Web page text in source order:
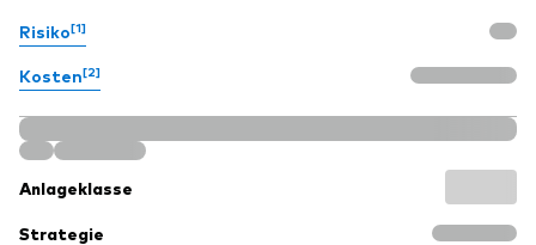
Risiko[1]
Kosten[2]
Anlageklasse
Strategie